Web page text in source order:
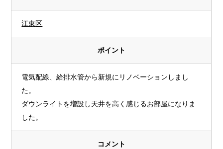
江東区
ポイント
電気配線、給排水管から新規にリノベーションしまし
た。
ダウンライトを増設し天井を高く感じるお部屋になりま
した。
コメント